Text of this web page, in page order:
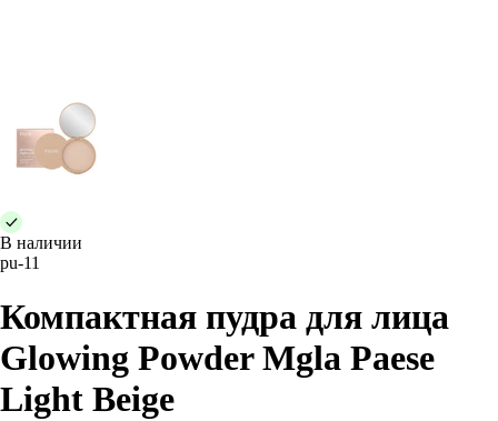
В наличии
pu-11
Компактная пудра для лица
Glowing Powder Mgla Paese
Light Beige